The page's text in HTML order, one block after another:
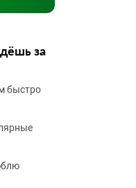
за
быстро